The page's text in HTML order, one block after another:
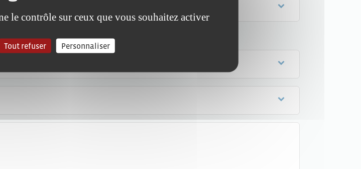
le contrôle sur ceux que vous souhaitez activer
Tout refuser Personnaliser